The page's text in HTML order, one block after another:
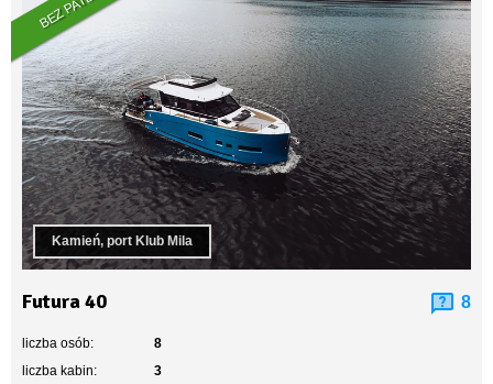
Kamień, port Klub Mila
Futura 40 8
liczba osób:
8
liczba kabin:
3